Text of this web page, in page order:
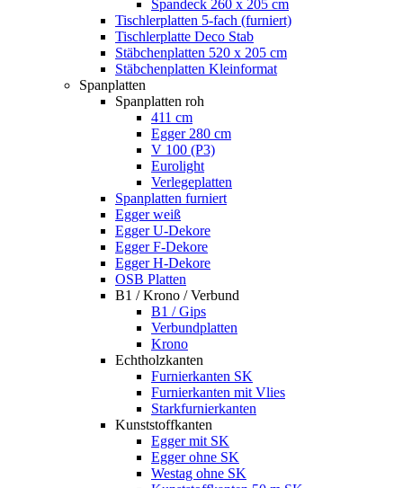
Spandeck 260 x 205 cm
Tischlerplatten 5-fach (furniert)
Tischlerplatte Deco Stab
Stäbchenplatten 520 x 205 cm
Stäbchenplatten Kleinformat
Spanplatten
Spanplatten roh
411 cm
Egger 280 cm
V 100 (P3)
Eurolight
Verlegeplatten
Spanplatten furniert
Egger weiß
Egger U-Dekore
Egger F-Dekore
Egger H-Dekore
OSB Platten
B1 / Krono / Verbund
B1 / Gips
Verbundplatten
Krono
Echtholzkanten
Furnierkanten SK
Furnierkanten mit Vlies
Starkfurnierkanten
Kunststoffkanten
Egger mit SK
Egger ohne SK
Westag ohne SK